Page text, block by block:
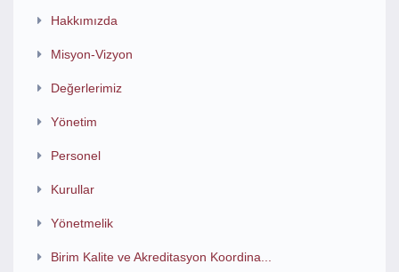
Hakkımızda
Misyon-Vizyon
Değerlerimiz
Yönetim
Personel
Kurullar
Yönetmelik
Birim Kalite ve Akreditasyon Koordina...